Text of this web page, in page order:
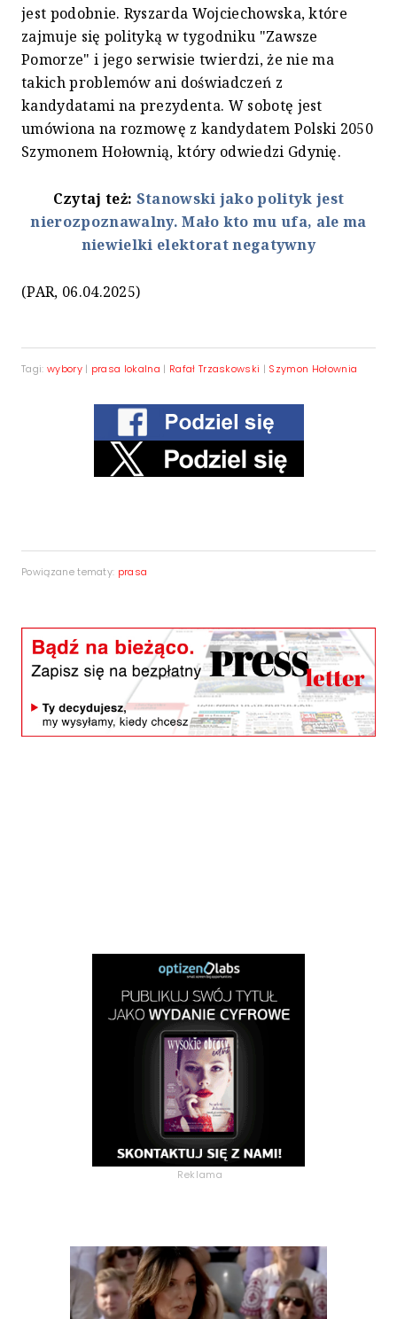
jest podobnie. Ryszarda Wojciechowska, które
zajmuje się polityką w tygodniku "Zawsze
Pomorze" i jego serwisie twierdzi, że nie ma
takich problemów ani doświadczeń z
kandydatami na prezydenta. W sobotę jest
umówiona na rozmowę z kandydatem Polski 2050
Szymonem Hołownią, który odwiedzi Gdynię.
Czytaj też: Stanowski jako polityk jest
nierozpoznawalny. Mało kto mu ufa, ale ma
niewielki elektorat negatywny
(PAR, 06.04.2025)
Tagi: wybory| prasa lokalna | Rafał Trzaskowski | Szymon Hołownia
Powiązane tematy: prasa
Reklama